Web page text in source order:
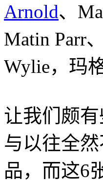
Arnold、
Matin Parr
Wylie，玛
让我们颇
与以往全
品，而这6